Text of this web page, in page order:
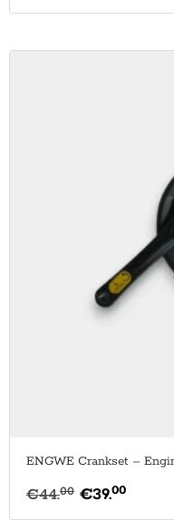
ENGWE Crankset –
€44.00 €39.00